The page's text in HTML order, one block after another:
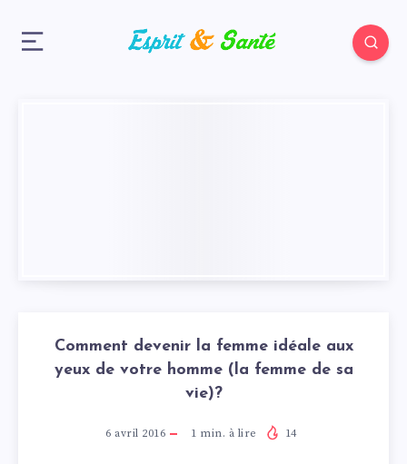
Comment devenir la femme idéale aux
yeux de votre homme (la femme de sa
vie)?
6 avril 2016 1 min. à lire 14